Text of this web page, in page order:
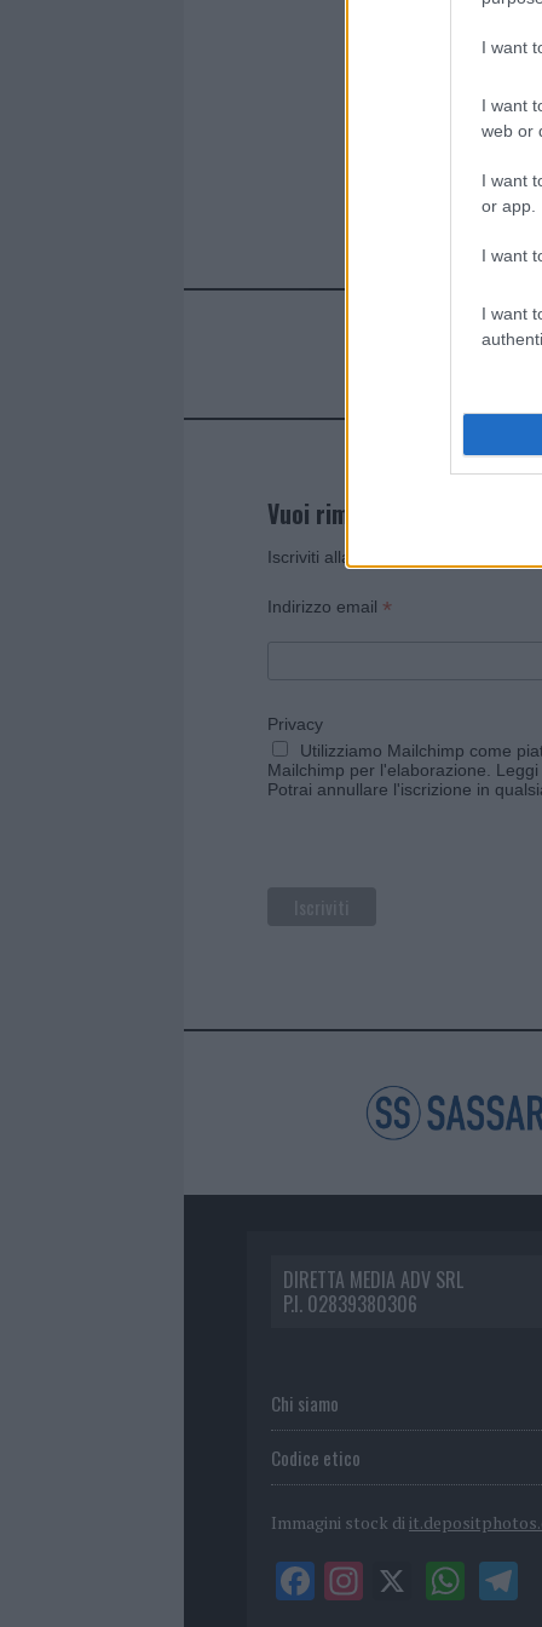
I want
I want
web or
I want
or app.
I want
I want
Vuoi rimanere sempre
Iscriviti alla newsletter di Gallura
Indirizzo email *
Privacy
Utilizziamo Mailchimp come
Mailchimp per l'elaborazione.
Potrai annullare l'iscrizione in
DIRETTA MEDIA ADV SRL
P.I. 02839380306
Chi siamo
Codice etico
Immagini stock di